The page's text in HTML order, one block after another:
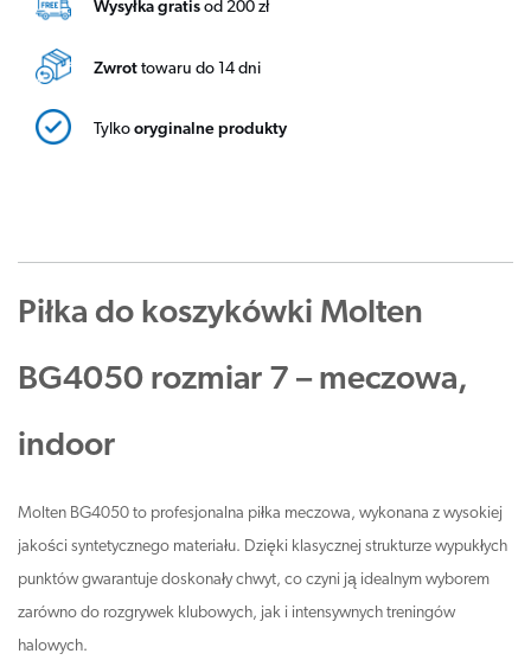
Wysyłka gratis od 200 zł
Zwrot towaru do 14 dni
Tylko oryginalne produkty
Piłka do koszykówki Molten
BG4050 rozmiar 7 – meczowa,
indoor
Molten BG4050 to profesjonalna piłka meczowa, wykonana z wysokiej
jakości syntetycznego materiału. Dzięki klasycznej strukturze wypukłych
punktów gwarantuje doskonały chwyt, co czyni ją idealnym wyborem
zarówno do rozgrywek klubowych, jak i intensywnych treningów
halowych.